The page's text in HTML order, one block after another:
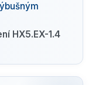
HX5.EX-1.4